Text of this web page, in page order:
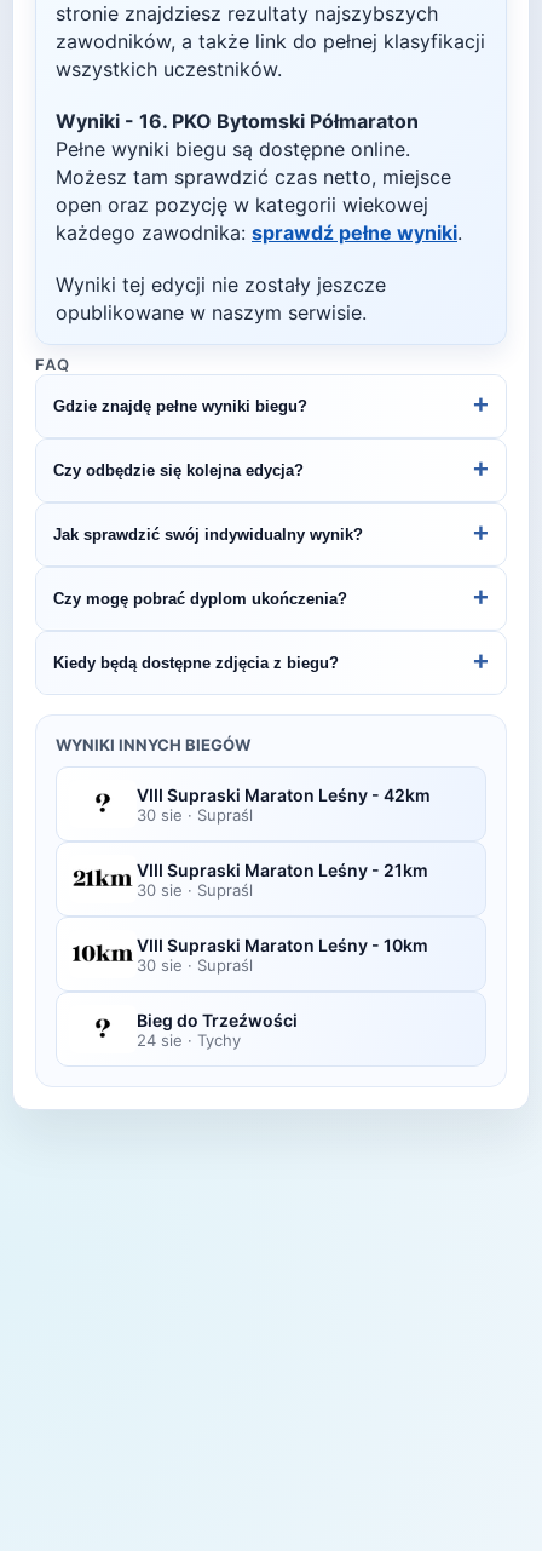
stronie znajdziesz rezultaty najszybszych
zawodników, a także link do pełnej klasyfikacji
wszystkich uczestników.
Wyniki - 16. PKO Bytomski Półmaraton
Pełne wyniki biegu są dostępne online.
Możesz tam sprawdzić czas netto, miejsce
open oraz pozycję w kategorii wiekowej
każdego zawodnika: sprawdź pełne wyniki.
Wyniki tej edycji nie zostały jeszcze
opublikowane w naszym serwisie.
FAQ
Gdzie znajdę pełne wyniki biegu? +
stronie internetowej lub na platformach takich jak
LiveTracking, RunnerSpace czy MarathonSport.
Czy odbędzie się kolejna edycja? +
Śledź stronę organizatora lub ZawodyBiegowe.pl,
by być na bieżąco z datą kolejnej edycji 16. PKO
Bytomski Półmaraton.
Jak sprawdzić swój indywidualny wynik? +
organizatora lub platformie pomiarowej podanej na
bibie startowym. Wyniki zawierają czas brutto i
netto, a często też pozycję wśród wszystkich
uczestników i w kategorii wiekowej.
Czy mogę pobrać dyplom ukończenia? +
elektroniczne dyplomy do pobrania ze strony
organizatora po opublikowaniu oficjalnych
Kiedy będą dostępne zdjęcia z biegu? +
w ciągu kilku dni po zawodach na swojej stronie
lub fanpage'u na Facebooku.
WYNIKI INNYCH BIEGÓW
VIII Supraski Maraton Leśny - 42km
30 sie · Supraśl
VIII Supraski Maraton Leśny - 21km
30 sie · Supraśl
VIII Supraski Maraton Leśny - 10km
30 sie · Supraśl
Bieg do Trzeźwości
24 sie · Tychy